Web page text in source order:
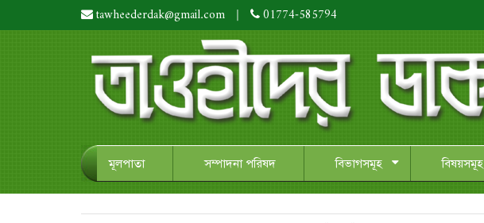
tawheederdak@gmail.com | 01774-585794
মূলপাতা সম্পাদনা পরিষদ বিভাগসমূহ বিষয়সমূহ